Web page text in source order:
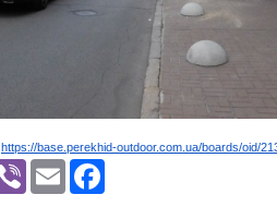
https://base.perekhid-outdoor.com.ua/boards/oid/
Viber Email